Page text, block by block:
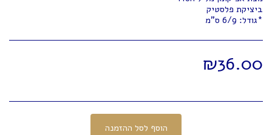
*גודל: 6/9 ס"מ
₪36.00
הוסף לסל ההזמנה